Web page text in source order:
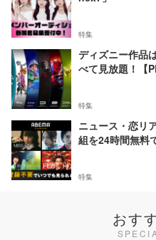
特集
ディズニー作品
べて見放題！【
特集
ニュース・恋リ
組を24時間無料
特集
おす